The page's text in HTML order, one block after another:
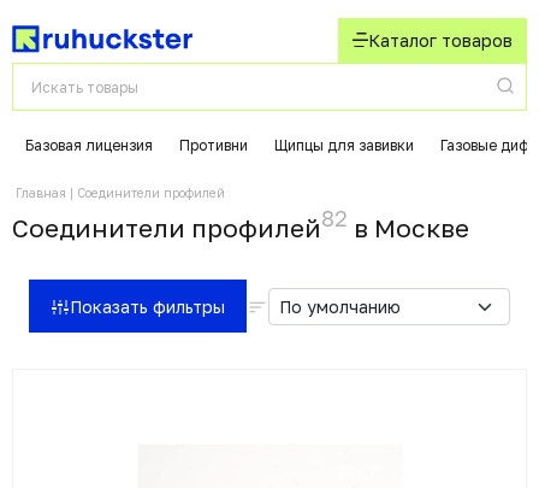
Каталог товаров
Базовая лицензия Противни Щипцы для завивки Газовые
Главная Соединители профилей
Соединители профилей82 в Москвe
Показать фильтры